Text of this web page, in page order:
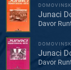
Junaci
Davor
Junaci
Davor